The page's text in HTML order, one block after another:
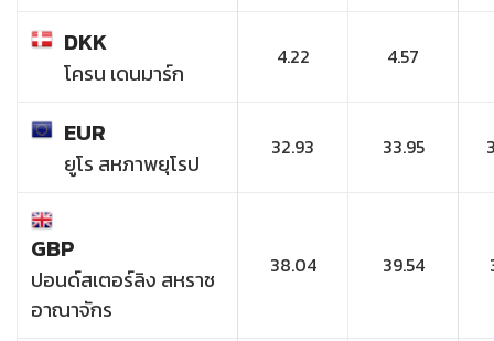
DKK
โครน เดนมาร์ก
4.22 4.57
EUR
ยูโร สหภาพยุโรป
32.93 33.95
GBP
ปอนด์สเตอร์ลิง สหราช
อาณาจักร
38.04 39.54